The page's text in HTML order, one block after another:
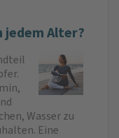
jedem Alter?
Wasser zu
Eine